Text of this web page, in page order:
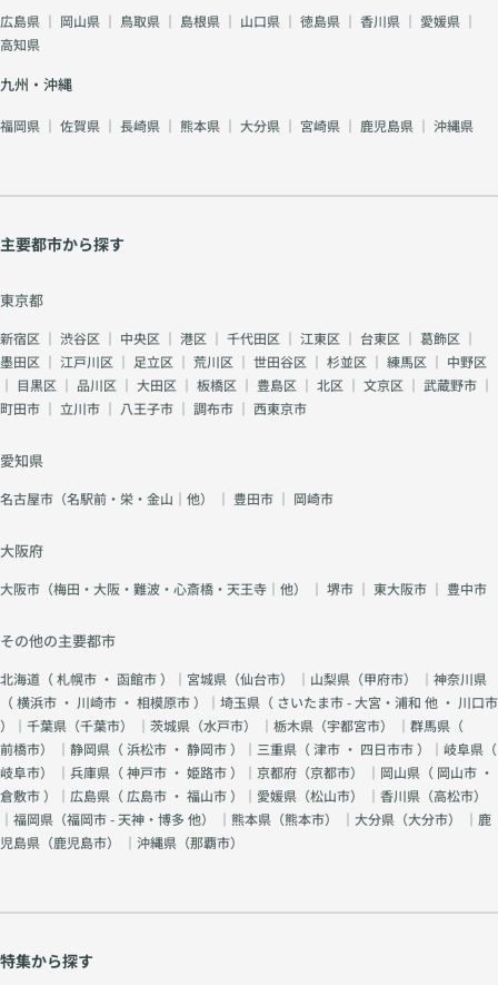
広島県 ｜ 岡山県 ｜ 鳥取県 ｜ 島根県 ｜ 山口県 ｜ 徳島県 ｜ 香川県 ｜ 愛媛県 ｜
高知県
九州・沖縄
福岡県 ｜ 佐賀県 ｜ 長崎県 ｜ 熊本県 ｜ 大分県 ｜ 宮崎県 ｜ 鹿児島県 ｜ 沖縄県
主要都市から探す
東京都
新宿区 ｜ 渋谷区 ｜ 中央区 ｜ 港区 ｜ 千代田区 ｜ 江東区 ｜ 台東区 ｜ 葛飾区 ｜
墨田区 ｜ 江戸川区 ｜ 足立区 ｜ 荒川区 ｜ 世田谷区 ｜ 杉並区 ｜ 練馬区 ｜ 中野区
｜ 目黒区 ｜ 品川区 ｜ 大田区 ｜ 板橋区 ｜ 豊島区 ｜ 北区 ｜ 文京区 ｜ 武蔵野市 ｜
町田市 ｜ 立川市 ｜ 八王子市 ｜ 調布市 ｜ 西東京市
愛知県
名古屋市（名駅前・栄・金山｜他） ｜ 豊田市 ｜ 岡崎市
大阪府
大阪市（梅田・大阪・難波・心斎橋・天王寺｜他） ｜ 堺市 ｜ 東大阪市 ｜ 豊中市
その他の主要都市
北海道（札幌市 ・ 函館市）｜宮城県（仙台市） ｜山梨県（甲府市） ｜神奈川県
（横浜市 ・ 川崎市 ・ 相模原市）｜埼玉県（ さいたま市 - 大宮・浦和 他 ・ 川口市
）｜千葉県（千葉市） ｜茨城県（水戸市） ｜栃木県（宇都宮市） ｜群馬県（
前橋市） ｜静岡県（浜松市 ・ 静岡市）｜三重県（津市 ・ 四日市市）｜岐阜県（
岐阜市） ｜兵庫県（神戸市 ・ 姫路市）｜京都府（京都市） ｜岡山県（ 岡山市 ・
倉敷市）｜広島県（ 広島市 ・ 福山市）｜愛媛県（松山市） ｜香川県（高松市）
｜福岡県（福岡市 - 天神・博多 他） ｜熊本県（熊本市） ｜大分県（大分市） ｜鹿
児島県（鹿児島市） ｜沖縄県（那覇市）
特集から探す